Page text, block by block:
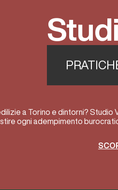
a Torino e dintorni?
ogni adempimento